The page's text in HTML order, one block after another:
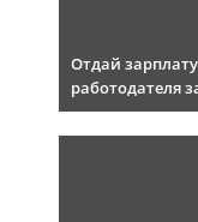
Отдай
работодателя